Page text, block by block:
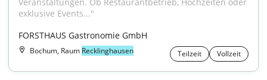
exklusive Events..."
FORSTHAUS Gastronomie GmbH
Bochum, Raum Recklinghausen Teilzeit Vollzeit